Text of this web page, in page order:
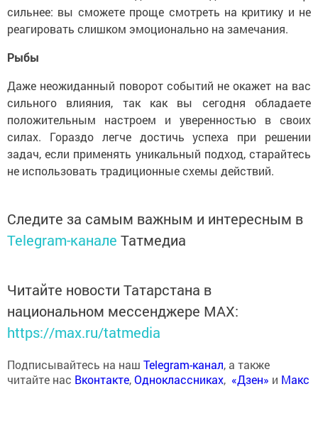
сильнее: вы сможете проще смотреть на критику и не
реагировать слишком эмоционально на замечания.
Рыбы
Даже неожиданный поворот событий не окажет на вас
сильного влияния, так как вы сегодня обладаете
положительным настроем и уверенностью в своих
силах. Гораздо легче достичь успеха при решении
задач, если применять уникальный подход, старайтесь
не использовать традиционные схемы действий.
Следите за самым важным и интересным в
Telegram-канале Татмедиа
Читайте новости Татарстана в
национальном мессенджере MАХ:
https://max.ru/tatmedia
Подписывайтесь на наш Telegram-канал, а также
читайте нас Вконтакте,Одноклассниках, «Дзен» и Макс